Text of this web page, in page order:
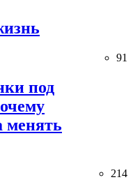
91
под
менять
214